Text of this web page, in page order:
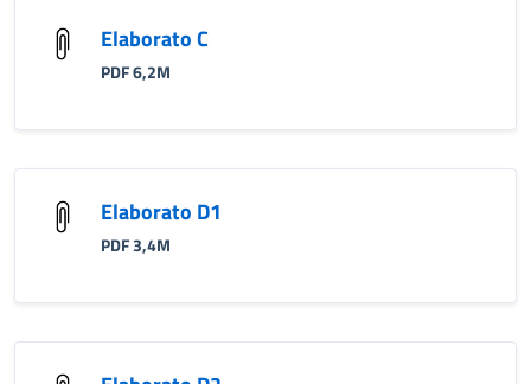
Elaborato C
PDF 6,2M
Elaborato D1
PDF 3,4M